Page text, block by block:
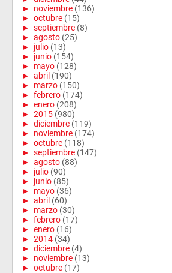
► noviembre (136)
► octubre (15)
► septiembre (8)
► agosto (25)
► julio (13)
► junio (154)
► mayo (128)
► abril (190)
► marzo (150)
► febrero (174)
► enero (208)
► 2015 (980)
► diciembre (119)
► noviembre (174)
► octubre (118)
► septiembre (147)
► agosto (88)
► julio (90)
► junio (85)
► mayo (36)
► abril (60)
► marzo (30)
► febrero (17)
► enero (16)
► 2014 (34)
► diciembre (4)
► noviembre (13)
► octubre (17)